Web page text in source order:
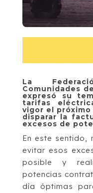
La
Comunidades
expresó su
tarifas
vigor el próximo
disparar la
excesos de
En este sentido,
evitar esos
posible y
potencias
día óptimas